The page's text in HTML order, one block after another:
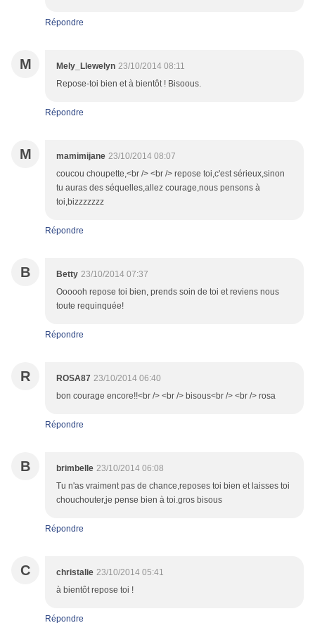
Répondre
M Mely_Llewelyn 23/10/2014 08:11
Repose-toi bien et à bientôt ! Bisoous.
Répondre
M mamimijane 23/10/2014 08:07
coucou choupette,<br /> <br /> repose toi,c'est sérieux,sinon
tu auras des séquelles,allez courage,nous pensons à
toi,bizzzzzzz
Répondre
B Betty 23/10/2014 07:37
Oooooh repose toi bien, prends soin de toi et reviens nous
toute requinquée!
Répondre
R ROSA87 23/10/2014 06:40
bon courage encore!!<br /> <br /> bisous<br /> <br /> rosa
Répondre
B brimbelle 23/10/2014 06:08
Tu n'as vraiment pas de chance,reposes toi bien et laisses toi
chouchouter,je pense bien à toi.gros bisous
Répondre
C christalie 23/10/2014 05:41
à bientôt repose toi !
Répondre